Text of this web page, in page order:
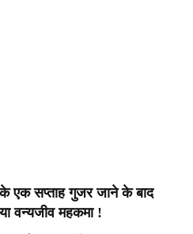
एक सप्ताह गुजर जाने के बाद
वन्यजीव महकमा !